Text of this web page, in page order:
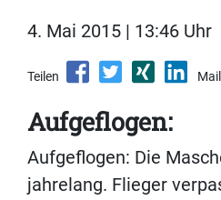
4. Mai 2015 | 13:46 Uhr
Teilen
Aufgeflogen:
Aufgeflogen: Die
jahrelang. Flieger